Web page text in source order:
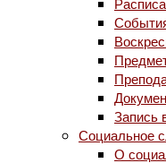
Запись
Социальное
О